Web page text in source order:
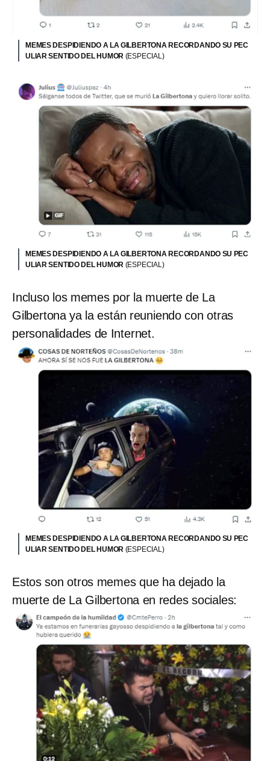
MEMES DESPIDIENDO A LA GILBERTONA RECORDANDO SU PEC
ULIAR SENTIDO DEL HUMOR (ESPECIAL)
MEMES DESPIDIENDO A LA GILBERTONA RECORDANDO SU PEC
ULIAR SENTIDO DEL HUMOR (ESPECIAL)
Incluso los memes por la muerte de La
Gilbertona ya la están reuniendo con otras
personalidades de Internet.
MEMES DESPIDIENDO A LA GILBERTONA RECORDANDO SU PEC
ULIAR SENTIDO DEL HUMOR (ESPECIAL)
Estos son otros memes que ha dejado la
muerte de La Gilbertona en redes sociales: